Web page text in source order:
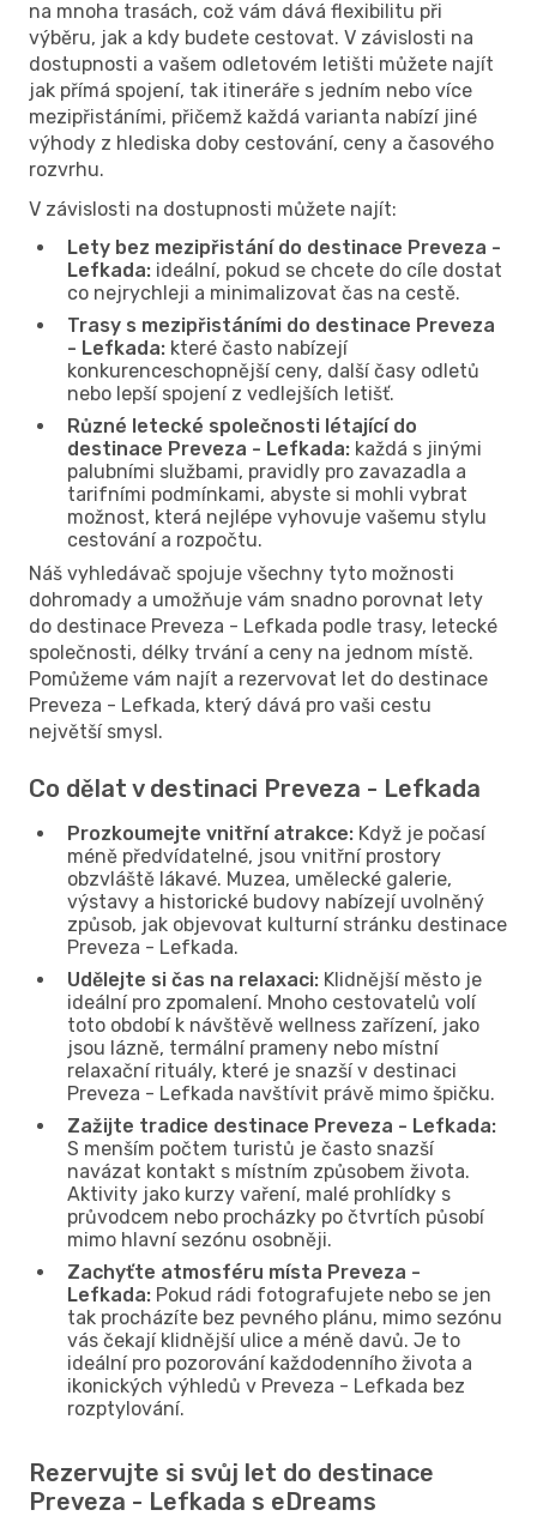
na mnoha trasách, což vám dává flexibilitu při
výběru, jak a kdy budete cestovat. V závislosti na
dostupnosti a vašem odletovém letišti můžete najít
jak přímá spojení, tak itineráře s jedním nebo více
mezipřistáními, přičemž každá varianta nabízí jiné
výhody z hlediska doby cestování, ceny a časového
rozvrhu.
V závislosti na dostupnosti můžete najít:
Lety bez mezipřistání do destinace Preveza -
Lefkada: ideální, pokud se chcete do cíle dostat
co nejrychleji a minimalizovat čas na cestě.
Trasy s mezipřistáními do destinace Preveza
- Lefkada: které často nabízejí
konkurenceschopnější ceny, další časy odletů
nebo lepší spojení z vedlejších letišť.
Různé letecké společnosti létající do
destinace Preveza - Lefkada: každá s jinými
palubními službami, pravidly pro zavazadla a
tarifními podmínkami, abyste si mohli vybrat
možnost, která nejlépe vyhovuje vašemu stylu
cestování a rozpočtu.
Náš vyhledávač spojuje všechny tyto možnosti
dohromady a umožňuje vám snadno porovnat lety
do destinace Preveza - Lefkada podle trasy, letecké
společnosti, délky trvání a ceny na jednom místě.
Pomůžeme vám najít a rezervovat let do destinace
Preveza - Lefkada, který dává pro vaši cestu
největší smysl.
Co dělat v destinaci Preveza - Lefkada
Prozkoumejte vnitřní atrakce: Když je počasí
méně předvídatelné, jsou vnitřní prostory
obzvláště lákavé. Muzea, umělecké galerie,
výstavy a historické budovy nabízejí uvolněný
způsob, jak objevovat kulturní stránku destinace
Preveza - Lefkada.
Udělejte si čas na relaxaci: Klidnější město je
ideální pro zpomalení. Mnoho cestovatelů volí
toto období k návštěvě wellness zařízení, jako
jsou lázně, termální prameny nebo místní
relaxační rituály, které je snazší v destinaci
Preveza - Lefkada navštívit právě mimo špičku.
Zažijte tradice destinace Preveza - Lefkada:
S menším počtem turistů je často snazší
navázat kontakt s místním způsobem života.
Aktivity jako kurzy vaření, malé prohlídky s
průvodcem nebo procházky po čtvrtích působí
mimo hlavní sezónu osobněji.
Zachyťte atmosféru místa Preveza -
Lefkada: Pokud rádi fotografujete nebo se jen
tak procházíte bez pevného plánu, mimo sezónu
vás čekají klidnější ulice a méně davů. Je to
ideální pro pozorování každodenního života a
ikonických výhledů v Preveza - Lefkada bez
rozptylování.
Rezervujte si svůj let do destinace
Preveza - Lefkada s eDreams